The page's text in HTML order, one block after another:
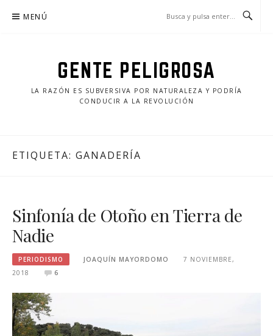
MENÚ
GENTE PELIGROSA
LA RAZÓN ES SUBVERSIVA POR NATURALEZA Y PODRÍA
CONDUCIR A LA REVOLUCIÓN
ETIQUETA: GANADERÍA
Sinfonía de Otoño en Tierra de
Nadie
PERIODISMO JOAQUÍN MAYORDOMO
7 NOVIEMBRE,
2018
6